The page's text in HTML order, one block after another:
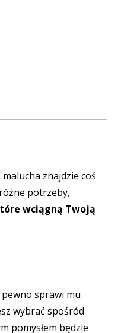
znajdzie coś
potrzeby,
wciągną Twoją
sprawi mu
wybrać spośród
pomysłem będzie